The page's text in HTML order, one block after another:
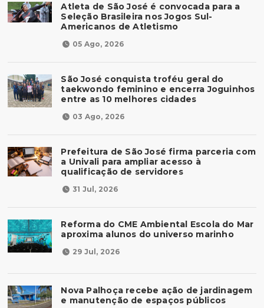
Atleta de São José é convocada para a
Seleção Brasileira nos Jogos Sul-
Americanos de Atletismo
05 Ago, 2026
São José conquista troféu geral do
taekwondo feminino e encerra Joguinhos
entre as 10 melhores cidades
03 Ago, 2026
Prefeitura de São José firma parceria com
a Univali para ampliar acesso à
qualificação de servidores
31 Jul, 2026
Reforma do CME Ambiental Escola do Mar
aproxima alunos do universo marinho
29 Jul, 2026
Nova Palhoça recebe ação de jardinagem
e manutenção de espaços públicos